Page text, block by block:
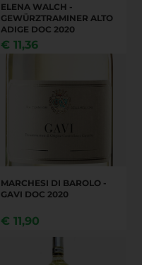
ELENA WALCH -
GEWÜRZTRAMINER ALTO
ADIGE DOC 2020
€ 11,36
MARCHESI DI BAROLO -
GAVI DOC 2020
€ 11,90